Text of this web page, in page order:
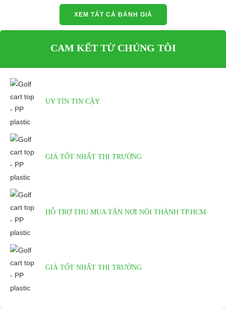
XEM TẤT CẢ ĐÁNH GIÁ
CAM KẾT TỪ CHÚNG TÔI
UY TÍN TIN CẬY
GIÁ TỐT NHẤT THỊ TRƯỜNG
HỖ TRỢ THU MUA TẬN NƠI NỘI THÀNH TP.HCM
GIÁ TỐT NHẤT THỊ TRƯỜNG